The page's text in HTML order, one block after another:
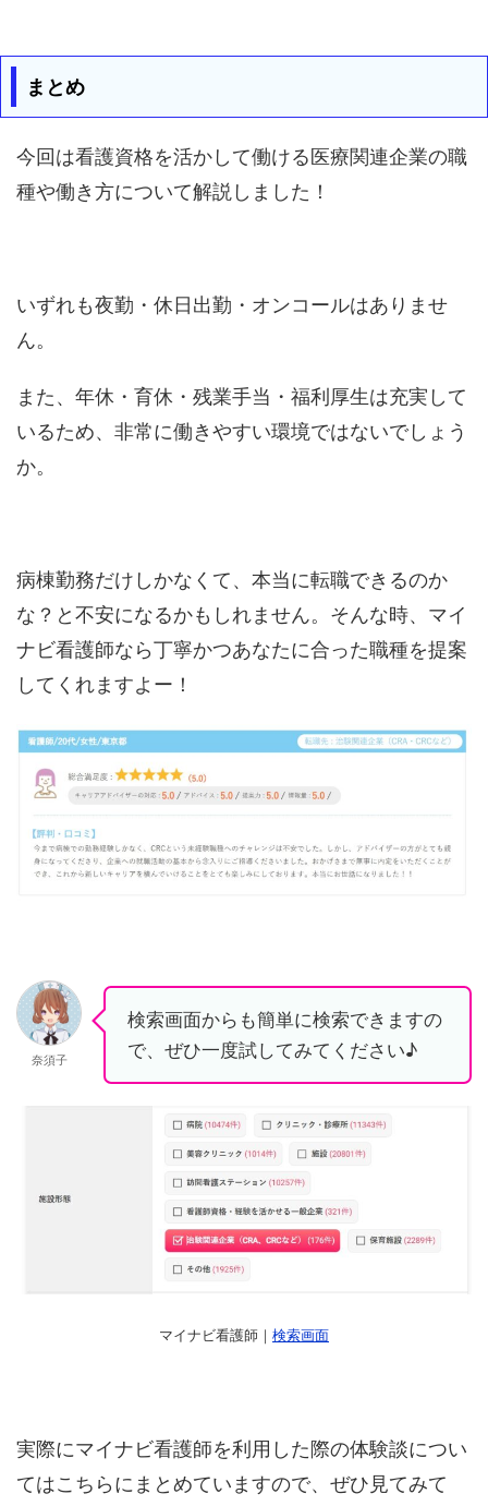
まとめ
今回は看護資格を活かして働ける医療関連企業の職
種や働き方について解説しました！
いずれも夜勤・休日出勤・オンコールはありませ
ん。
また、年休・育休・残業手当・福利厚生は充実して
いるため、非常に働きやすい環境ではないでしょう
か。
病棟勤務だけしかなくて、本当に転職できるのか
な？と不安になるかもしれません。そんな時、マイ
ナビ看護師なら丁寧かつあなたに合った職種を提案
してくれますよー！
奈須子
検索画面からも簡単に検索できますの
で、ぜひ一度試してみてください♪
マイナビ看護師｜ 検索画面
実際にマイナビ看護師を利用した際の体験談につい
てはこちらにまとめていますので、ぜひ見てみて